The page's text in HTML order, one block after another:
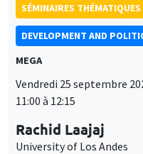
SÉMINAIRES THÉMATIQUES
DEVELOPMENT AND
MEGA
Vendredi 25 septembre
11:00 à 12:15
Rachid Laajaj
University of Los Andes